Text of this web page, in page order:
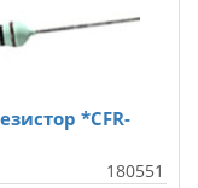
*CFR-
180551